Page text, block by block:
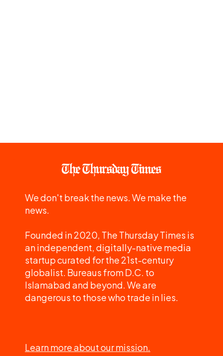
We don't break the news. We make the
news.
Founded in 2020, The Thursday Times is
an independent, digitally-native media
startup curated for the 21st-century
globalist. Bureaus from D.C. to
Islamabad and beyond. We are
dangerous to those who trade in lies.
Learn more about our mission.